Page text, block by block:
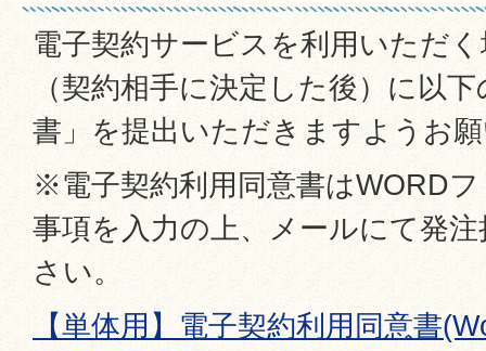
電子契約サービスを利用いただ
（契約相手に決定した後）に以
書」を提出いただきますようお
※電子契約利用同意書はWORD
事項を入力の上、メールにて発
さい。
【単体用】電子契約利用同意書